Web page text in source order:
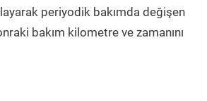
periyodik bakımda değişen
bakım kilometre ve zamanını